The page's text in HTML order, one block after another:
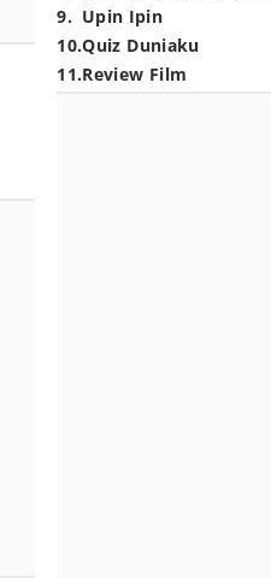
9. Upin Ipin
10.Quiz Duniaku
11.Review Film